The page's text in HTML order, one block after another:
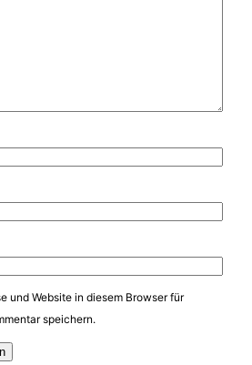
und Website in diesem Browser für
speichern.